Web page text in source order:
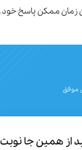
زمان ممکن پاسخ خود
موفق
از همین جا نوبت